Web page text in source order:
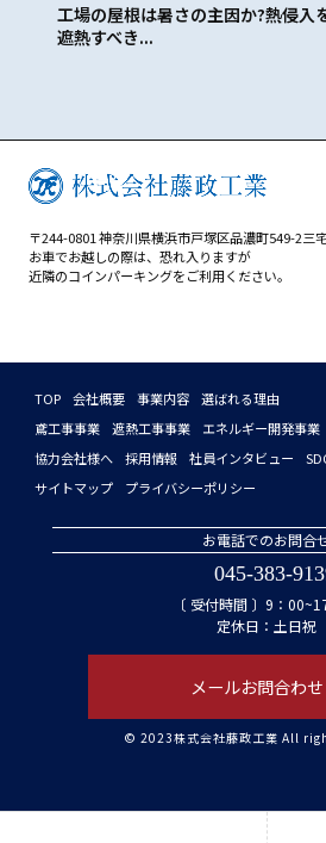
工場の屋根は暑さの主因か?熱侵入
遮熱すべき...
〒244-0801 神奈川県横浜市戸塚区品濃町549-2三
お車でお越しの際は、恐れ入りますが
近隣のコインパーキングをご利用ください。
TOP 会社概要 事業内容
選ばれる理由
鳶工事事業
遮熱工事事業 エネルギー開発事業
協力会社様へ
採用情報 社員インタビュー
サイトマップ
プライバシーポリシー
お電話でのお問合
045-383-
〔 受付時間 〕9：
定休日：土日祝
メールお問合わせ
© 2023株式会社藤政工業 All